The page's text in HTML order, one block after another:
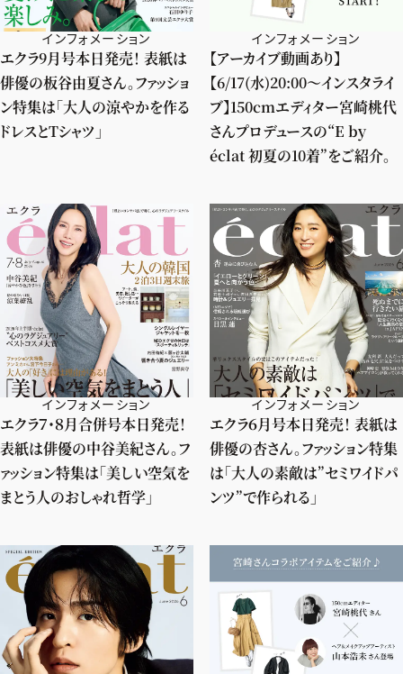
インフォメーション
エクラ9月号本日発売！ 表紙は
俳優の板谷由夏さん。ファッショ
ン特集は「大人の涼やかを作る
ドレスとTシャツ」
インフォメーション
【アーカイブ動画あり】
【6/17(水)20:00～インスタライ
ブ】150cmエディター宮崎桃代
さんプロデュースの“E by
éclat 初夏の10着”をご紹介。
インフォメーション
エクラ７・８月合併号本日発売！
表紙は俳優の中谷美紀さん。フ
ァッション特集は「美しい空気を
まとう人のおしゃれ哲学」
インフォメーション
エクラ６月号本日発売！ 表紙は
俳優の杏さん。ファッション特集
は「大人の素敵は”セミワイドパ
ンツ”で作られる」